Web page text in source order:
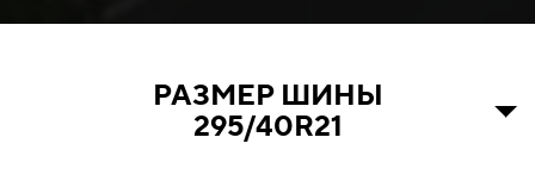
РАЗМЕР ШИНЫ
295/40R21